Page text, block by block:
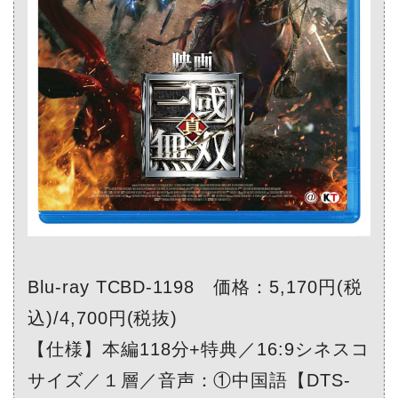
Blu-ray TCBD-1198 価格：5,170円(税
込)/4,700円(税抜)
【仕様】本編118分+特典／16:9シネスコ
サイズ／１層／音声：①中国語【DTS‐